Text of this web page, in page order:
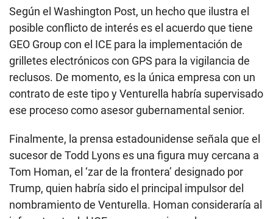
Según el Washington Post, un hecho que ilustra el
posible conflicto de interés es el acuerdo que tiene
GEO Group con el ICE para la implementación de
grilletes electrónicos con GPS para la vigilancia de
reclusos. De momento, es la única empresa con un
contrato de este tipo y Venturella habría supervisado
ese proceso como asesor gubernamental senior.
Finalmente, la prensa estadounidense señala que el
sucesor de Todd Lyons es una figura muy cercana a
Tom Homan, el ‘zar de la frontera’ designado por
Trump, quien habría sido el principal impulsor del
nombramiento de Venturella. Homan consideraría al